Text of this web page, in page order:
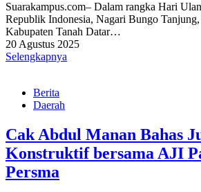
Suarakampus.com– Dalam rangka Hari
Republik Indonesia, Nagari Bungo
Kabupaten Tanah Datar…
20 Agustus 2025
Selengkapnya
Berita
Daerah
Cak Abdul Manan Bahas
Konstruktif bersama AJI
Persma